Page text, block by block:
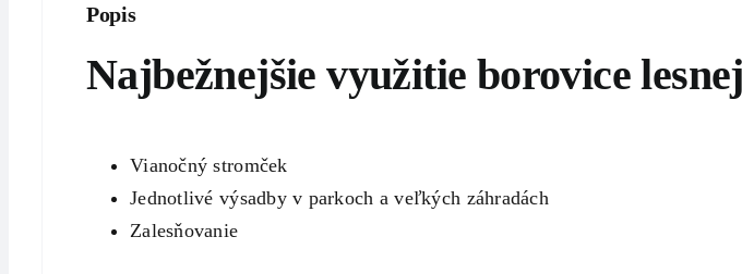
Popis
Najbežnejšie využitie borovice
Vianočný stromček
Jednotlivé výsadby v parkoch a veľkých záhradách
Zalesňovanie